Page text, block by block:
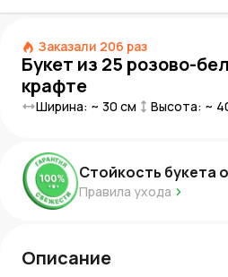
Заказали 206 раз
Букет из 25 розово-
крафте
Ширина: ~ 30 см Высота: ~
Стойкость букета
Правила ухода
Описание